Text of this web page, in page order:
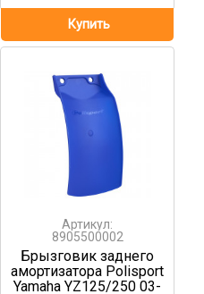
Артикул:
8905500002
Брызговик заднего
амортизатора Polisport
Yamaha YZ125/250 03-